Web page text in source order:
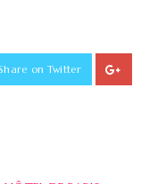
Share on Twitter